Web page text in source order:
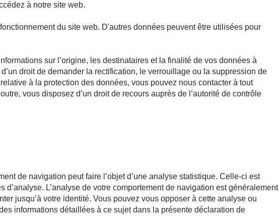
à notre site web.
du site web. D'autres données peuvent être utilisées pour
sur l’origine, les destinataires et la finalité de vos données à
droit de demander la rectification, le verrouillage ou la suppression de
à la protection des données, vous pouvez nous contacter à tout
vous disposez d’un droit de recours auprès de l’autorité de contrôle
de navigation peut faire l’objet d’une analyse statistique. Celle-ci est
L’analyse de votre comportement de navigation est généralement
jusqu’à votre identité. Vous pouvez vous opposer à cette analyse ou
informations détaillées à ce sujet dans la présente déclaration de